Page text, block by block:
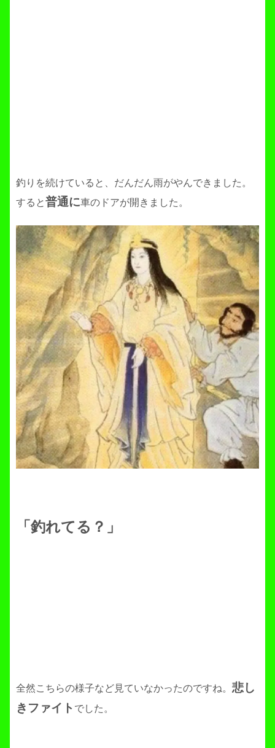
釣りを続けていると、だんだん雨がやんできました。
すると普通に車のドアが開きました。
「釣れてる？」
全然こちらの様子など見ていなかったのですね。 悲し
きファイト でした。